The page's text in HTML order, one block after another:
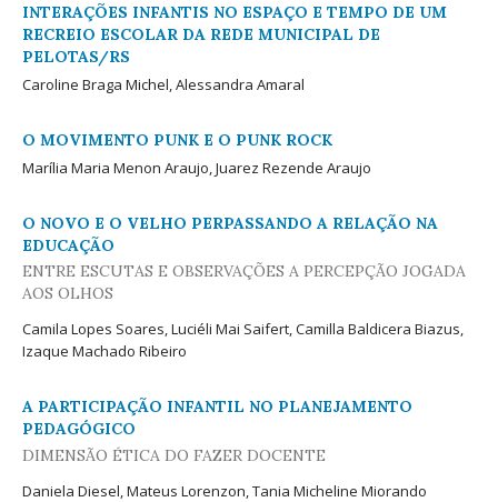
INTERAÇÕES INFANTIS NO ESPAÇO E TEMPO DE UM
RECREIO ESCOLAR DA REDE MUNICIPAL DE
PELOTAS/RS
Caroline Braga Michel, Alessandra Amaral
O MOVIMENTO PUNK E O PUNK ROCK
Marília Maria Menon Araujo, Juarez Rezende Araujo
O NOVO E O VELHO PERPASSANDO A RELAÇÃO NA
EDUCAÇÃO
ENTRE ESCUTAS E OBSERVAÇÕES A PERCEPÇÃO JOGADA
AOS OLHOS
Camila Lopes Soares, Luciéli Mai Saifert, Camilla Baldicera Biazus,
Izaque Machado Ribeiro
A PARTICIPAÇÃO INFANTIL NO PLANEJAMENTO
PEDAGÓGICO
DIMENSÃO ÉTICA DO FAZER DOCENTE
Daniela Diesel, Mateus Lorenzon, Tania Micheline Miorando